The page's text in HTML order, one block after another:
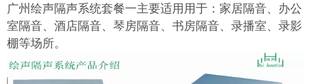
广州绘声隔声系统套餐一主要适用用于：家居隔音、办公
室隔音、酒店隔音、琴房隔音、书房隔音、录播室、录影
棚等场所。